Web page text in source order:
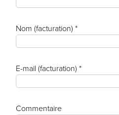
Nom (facturation) *
E-mail (facturation) *
Commentaire